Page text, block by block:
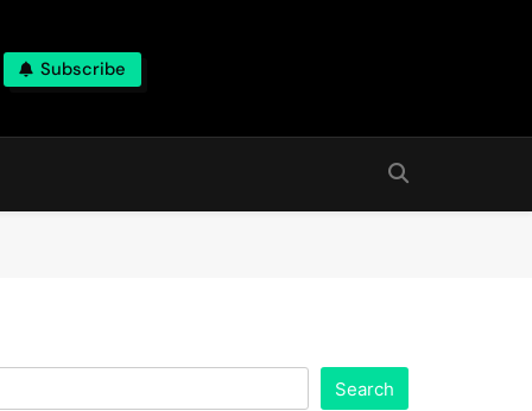
Subscribe
Search